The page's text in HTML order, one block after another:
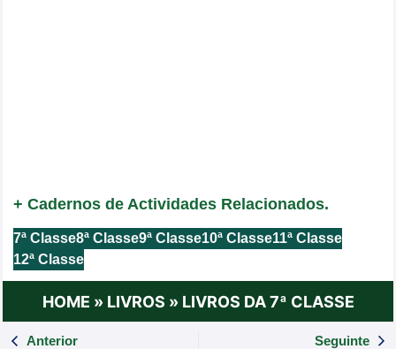
+ Cadernos de Actividades Relacionados.
7ª Classe8ª Classe9ª Classe10ª Classe11ª Classe
12ª Classe
HOME » LIVROS » LIVROS DA 7ª CLASSE
Anterior Seguinte